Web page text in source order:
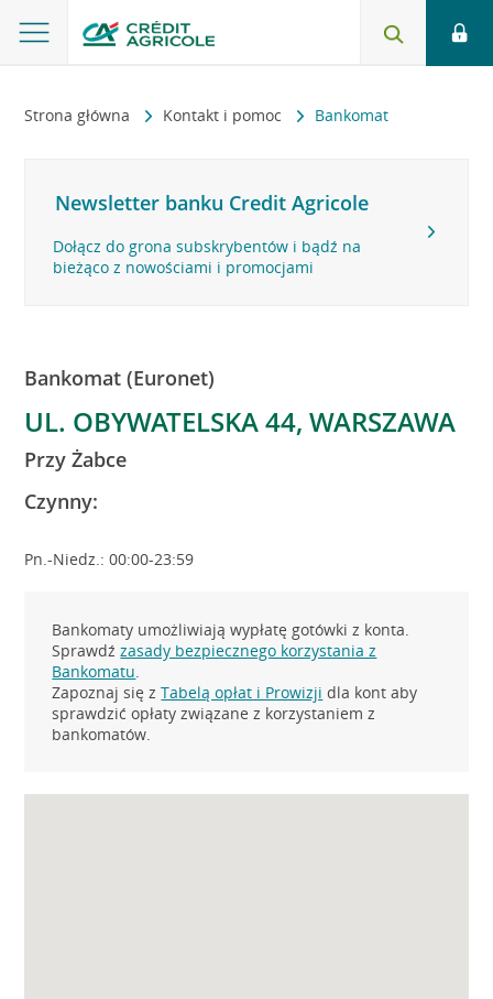
Strona główna Kontakt i pomoc Bankomat
Newsletter banku Credit Agricole
Dołącz do grona subskrybentów i bądź na
bieżąco z nowościami i promocjami
Bankomat (Euronet)
UL. OBYWATELSKA 44, WARSZAWA
Przy Żabce
Czynny:
Pn.-Niedz.: 00:00-23:59
Bankomaty umożliwiają wypłatę gotówki z konta.
Sprawdźzasady bezpiecznego korzystania z
Bankomatu.
Zapoznaj się zTabelą opłat i Prowizji dla kont aby
sprawdzić opłaty związane z korzystaniem z
bankomatów.